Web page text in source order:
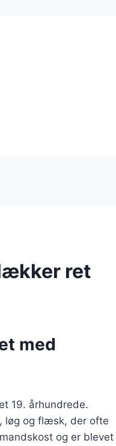
ret
med
19. århundrede.
løg og flæsk, der ofte
og er blevet